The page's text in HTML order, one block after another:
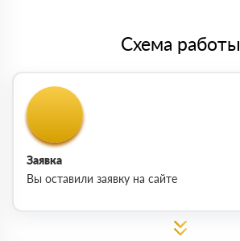
Схема работы
Заявка
Вы оставили заявку на сайте